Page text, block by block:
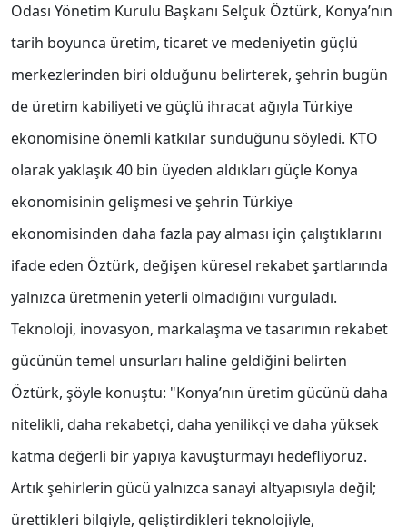
Odası Yönetim Kurulu Başkanı Selçuk Öztürk, Konya’nın
tarih boyunca üretim, ticaret ve medeniyetin güçlü
merkezlerinden biri olduğunu belirterek, şehrin bugün
de üretim kabiliyeti ve güçlü ihracat ağıyla Türkiye
ekonomisine önemli katkılar sunduğunu söyledi. KTO
olarak yaklaşık 40 bin üyeden aldıkları güçle Konya
ekonomisinin gelişmesi ve şehrin Türkiye
ekonomisinden daha fazla pay alması için çalıştıklarını
ifade eden Öztürk, değişen küresel rekabet şartlarında
yalnızca üretmenin yeterli olmadığını vurguladı.
Teknoloji, inovasyon, markalaşma ve tasarımın rekabet
gücünün temel unsurları haline geldiğini belirten
Öztürk, şöyle konuştu: "Konya’nın üretim gücünü daha
nitelikli, daha rekabetçi, daha yenilikçi ve daha yüksek
katma değerli bir yapıya kavuşturmayı hedefliyoruz.
Artık şehirlerin gücü yalnızca sanayi altyapısıyla değil;
ürettikleri bilgiyle, geliştirdikleri teknolojiyle,